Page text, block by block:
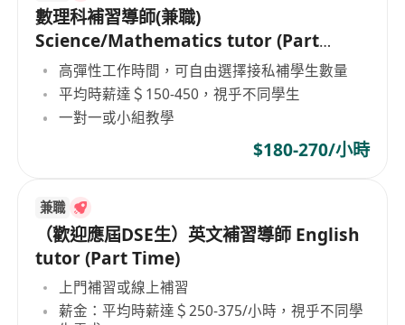
數理科補習導師(兼職)
Science/Mathematics tutor (Part
Time)
高彈性工作時間，可自由選擇接私補學生數量
平均時薪達＄150-450，視乎不同學生
一對一或小組教學
$180-270/小時
兼職
（歡迎應屆DSE生）英文補習導師 English
tutor (Part Time)
上門補習或線上補習
薪金：平均時薪達＄250-375/小時，視乎不同學